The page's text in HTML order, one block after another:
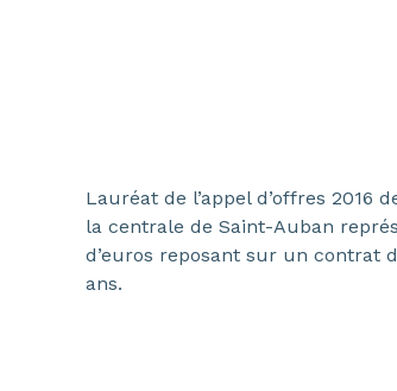
Lauréat de l’appel d’offres 2016
la centrale de Saint-Auban
d’euros reposant sur un contrat
ans.